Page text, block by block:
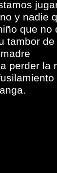
y nadie
que no
tambor
perder la